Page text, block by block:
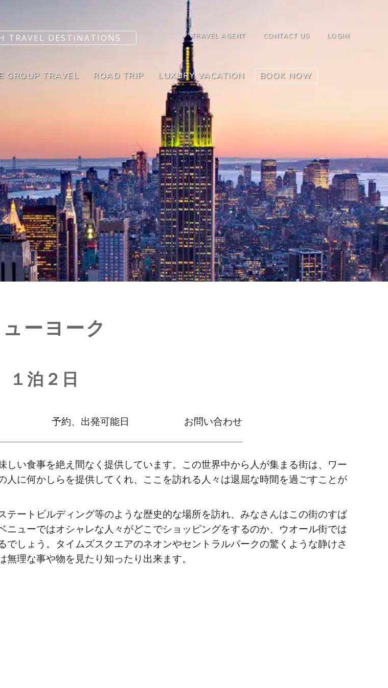
TRAVEL AGENT CONTACT US LOGIN
GROUP TRAVEL ROAD TRIP LUXURY VACATION BOOK NOW
ーヨーク
１泊２日
予約、出発可能日 お問い合わせ
い食事を絶え間なく提供しています。この世界中から人が集まる街は、ワー
に何かしらを提供してくれ、ここを訪れる人々は退屈な時間を過ごすことが
ートビルディング等のような歴史的な場所を訪れ、みなさんはこの街のすば
ューではオシャレな人々がどこでショッピングをするのか、ウオール街では
しょう。タイムズスクエアのネオンやセントラルパークの驚くような静けさ
理な事や物を見たり知ったり出来ます。